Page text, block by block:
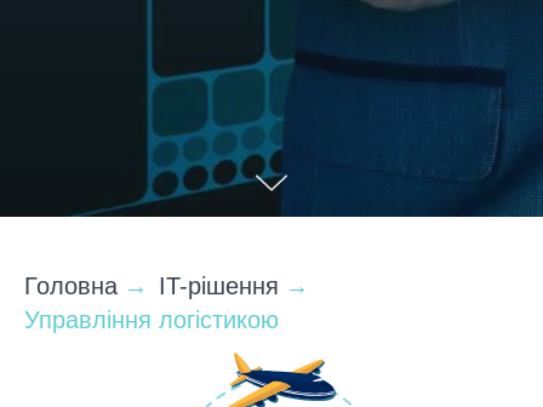
Головна → IT-рішення →
Управління логістикою